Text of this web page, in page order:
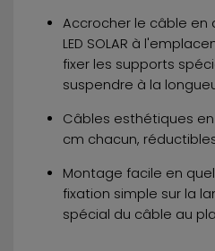
Accrocher le câble en
LED SOLAR à
fixer les supports
suspendre à la
Câbles esthétiques
cm chacun,
Montage facile en
fixation simple sur la
spécial du câble au